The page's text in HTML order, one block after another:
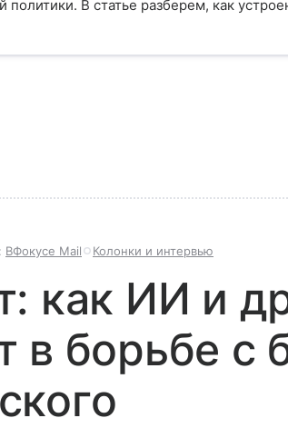
политики. В статье разберем, как
ВФокусе Mail Колонки и интервью
как ИИ и
в борьбе с